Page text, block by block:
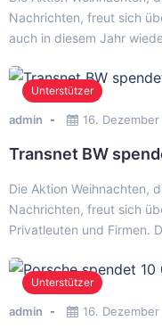
Nachrichten, freut sich
auch in diesem Jahr
Unterstützer
admin 16.
Transnet BW
Die Aktion Weihnachten,
Nachrichten, freut sich
Privatleuten und Firmen.
Unterstützer
admin 16.